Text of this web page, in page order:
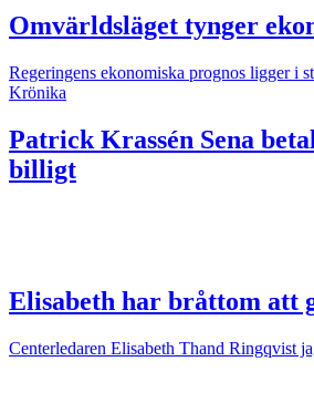
Omvärldsläget tynger
Regeringens ekonomiska prognos ligger i
Krönika
Patrick Krassén Sena
billigt
Elisabeth har bråttom att
Centerledaren Elisabeth Thand Ringqvist